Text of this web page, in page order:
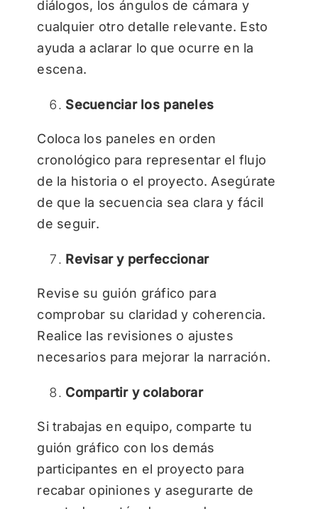
diálogos, los ángulos de cámara y
cualquier otro detalle relevante. Esto
ayuda a aclarar lo que ocurre en la
escena.
Secuenciar los paneles
Coloca los paneles en orden
cronológico para representar el flujo
de la historia o el proyecto. Asegúrate
de que la secuencia sea clara y fácil
de seguir.
Revisar y perfeccionar
Revise su guión gráfico para
comprobar su claridad y coherencia.
Realice las revisiones o ajustes
necesarios para mejorar la narración.
Compartir y colaborar
Si trabajas en equipo, comparte tu
guión gráfico con los demás
participantes en el proyecto para
recabar opiniones y asegurarte de